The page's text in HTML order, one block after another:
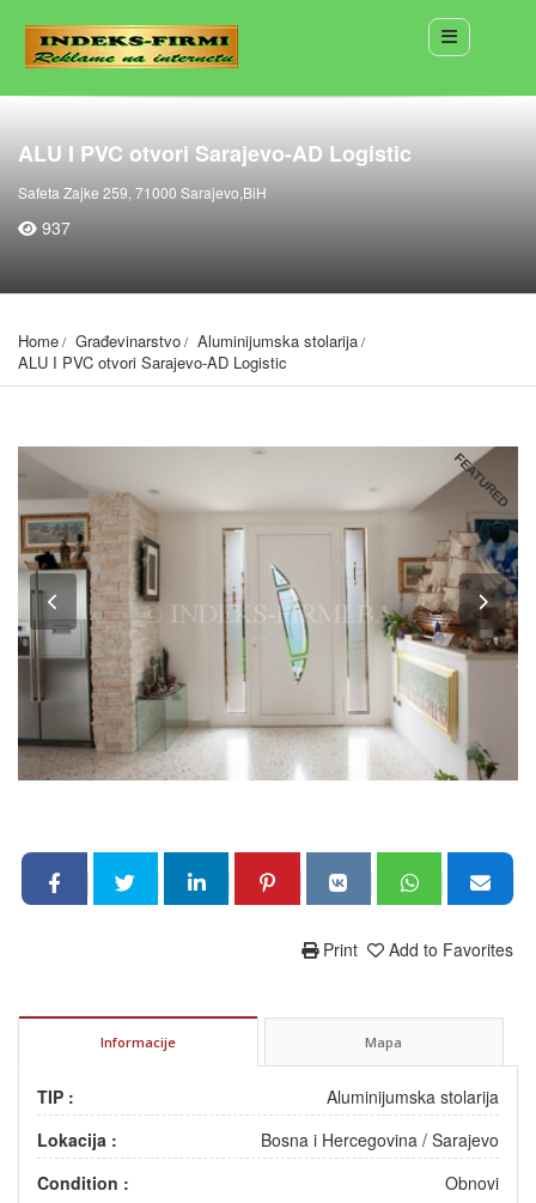
ALU I PVC otvori Sarajevo-AD Logistic
Safeta Zajke 259, 71000 Sarajevo,BiH
937
Home Građevinarstvo
Aluminijumska stolarija
ALU I PVC otvori Sarajevo-AD Logistic
FEATURED
Add to Favorites
Print
Informacije Mapa
TIP :
Aluminijumska stolarija
Lokacija :
Bosna i Hercegovina / Sarajevo
Condition :
Obnovi